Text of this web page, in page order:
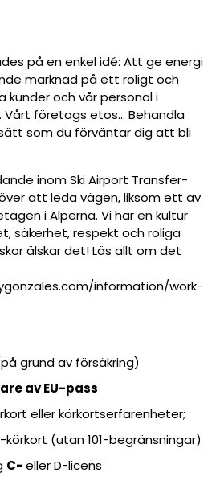
på en enkel idé: Att ge energi
marknad på ett roligt och
och vår personal i
företags etos… Behandla
som du förväntar dig att bli
inom Ski Airport Transfer-
att leda vägen, liksom ett av
i Alperna. Vi har en kultur
säkerhet, respekt och roliga
älskar det! Läs allt om det
information/work-
grund av försäkring)
av EU-pass
eller körkortserfarenheter;
körkort (utan 101-begränsningar)
C-ellerD-licens